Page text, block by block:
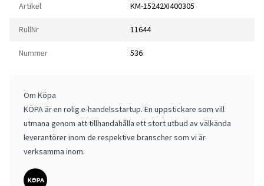
Artikel KM-15242XI400305
RullNr 11644
Nummer 536
Om Köpa
KÖPA är en rolig e-handelsstartup. En uppstickare som vill
utmana genom att tillhandahålla ett stort utbud av välkända
leverantörer inom de respektive branscher som vi är
verksamma inom.